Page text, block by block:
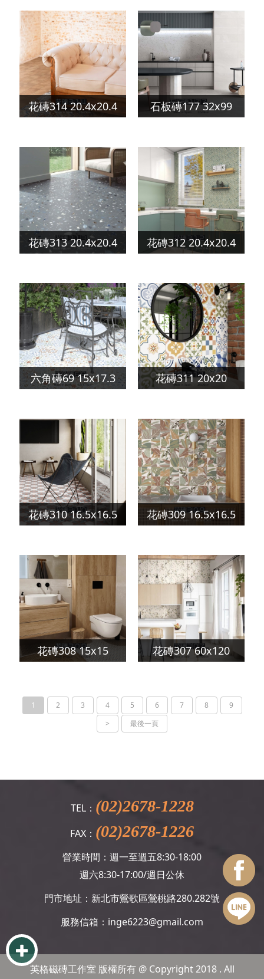
花磚314 20.4x20.4 石板磚177 32x99
花磚313 20.4x20.4 花磚312 20.4x20.4
六角磚69 15x17.3 花磚311 20x20
花磚310 16.5x16.5 花磚309 16.5x16.5
花磚308 15x15 花磚307 60x120
1 2 3 4 5 6 7 8
9
>
最後一頁
TEL： (02)2678-1228
FAX： (02)2678-1226
營業時間：週一至週五8:30-18:00
週六8:30-17:00/週日公休
門市地址：新北市鶯歌區鶯桃路280.282號
服務信箱： inge6223@gmail.com
英格磁磚工作室 版權所有 @ Copyright 2018 . All